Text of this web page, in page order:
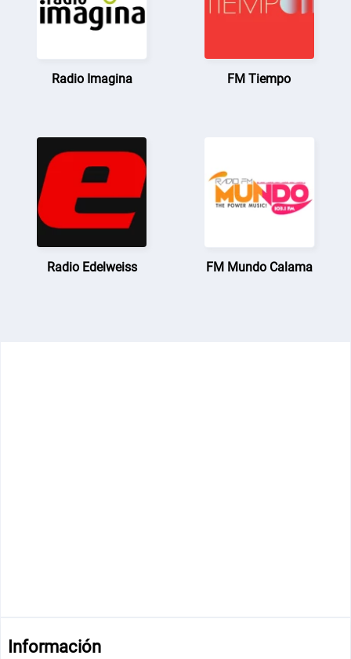
Radio Imagina FM Tiempo
Radio Edelweiss FM Mundo Calama
Información